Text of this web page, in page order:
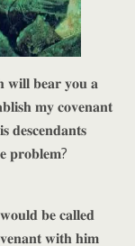
𝐛𝐞𝐚𝐫 𝐲𝐨𝐮 𝐚
𝐦𝐲 𝐜𝐨𝐯𝐞𝐧𝐚𝐧𝐭
𝐝𝐞𝐬𝐜𝐞𝐧𝐝𝐚𝐧𝐭𝐬
𝐩𝐫𝐨𝐛𝐥𝐞𝐦?
𝐛𝐞 𝐜𝐚𝐥𝐥𝐞𝐝
𝐰𝐢𝐭𝐡 𝐡𝐢𝐦